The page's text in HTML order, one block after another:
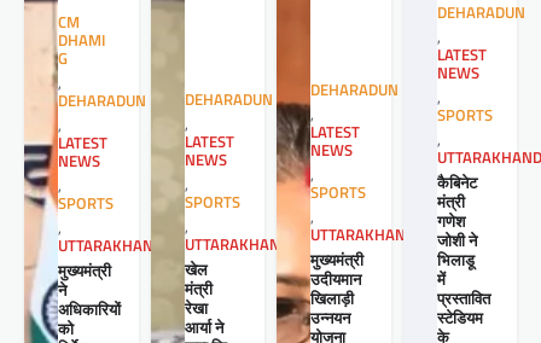
CM
DHAMI
G
,
DEHARADUN
,
LATEST
NEWS
,
SPORTS
,
UTTARAKHAND
मुख्यमंत्री
ने
अधिकारियों
को
DEHARADUN
,
LATEST
NEWS
,
SPORTS
,
UTTARAKHAND
खेल
मंत्री
रेखा
आर्या ने
DEHARADUN
,
LATEST
NEWS
,
SPORTS
,
UTTARAKHAND
मुख्यमंत्री
उदीयमान
खिलाड़ी
उन्नयन
योजना
DEHARADUN
,
LATEST
NEWS
,
SPORTS
,
UTTARAKHAND
कैबिनेट
मंत्री
गणेश
जोशी ने
भिलाडू
में
प्रस्तावित
स्टेडियम
के